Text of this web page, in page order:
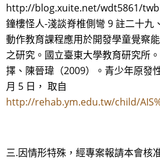
http://blog.xuite.net/wdt5861/
鐘樓怪人-淺談脊椎側彎 9 註二十九
動作教育課程應用於開發學童覺察
之研究。國立臺東大學教育研究所
擇、陳晉瑋（2009）。青少年原發
月 5 日， 取自
http://rehab.ym.edu.tw/child/
三.因情形特殊，經專案報請本會核